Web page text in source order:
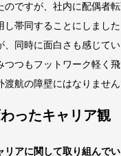
のですが、社内に配偶者
し帯同することにしまし
、同時に面白さも感じて
つつもフットワーク軽く
航の障壁にはなりません
ったキャリア観
アに関して取り組んで